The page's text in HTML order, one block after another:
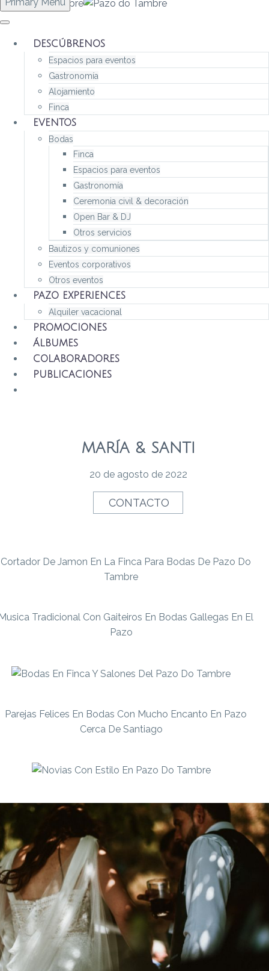
Primary Menu
DESCÚBRENOS
Espacios para eventos
Gastronomía
Alojamiento
Finca
EVENTOS
Bodas
Finca
Espacios para eventos
Gastronomía
Ceremonia civil & decoración
Open Bar & DJ
Otros servicios
Bautizos y comuniones
Eventos corporativos
Otros eventos
PAZO EXPERIENCES
Alquiler vacacional
PROMOCIONES
ÁLBUMES
COLABORADORES
PUBLICACIONES
MARÍA & SANTI
20 de agosto de 2022
CONTACTO